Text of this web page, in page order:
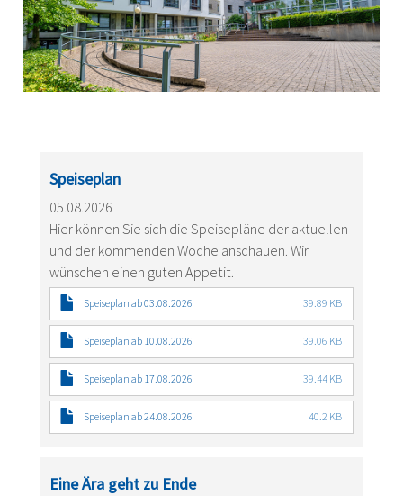
Speiseplan
05.08.2026
Hier können Sie sich die Speisepläne der aktuellen
und der kommenden Woche anschauen. Wir
wünschen einen guten Appetit.
Speiseplan ab 03.08.2026 39.89 KB
Speiseplan ab 10.08.2026 39.06 KB
Speiseplan ab 17.08.2026 39.44 KB
Speiseplan ab 24.08.2026 40.2 KB
Eine Ära geht zu Ende